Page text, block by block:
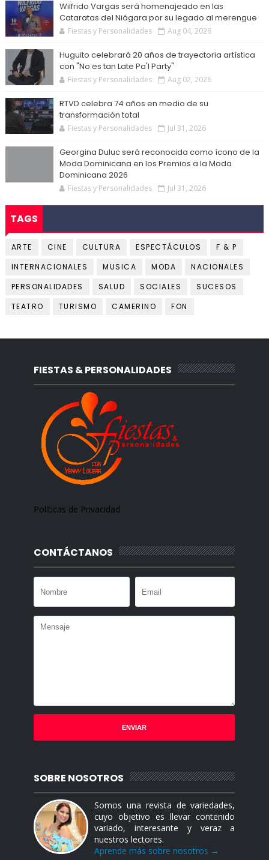
Wilfrido Vargas será homenajeado en las
Cataratas del Niágara por su legado al merengue
Fiestas y Personalidades Aug 04, 2026
Huguito celebrará 20 años de trayectoria artística
con "No es tan Late Pa'l Party"
Fiestas y Personalidades Aug 02, 2026
RTVD celebra 74 años en medio de su
transformación total
Fiestas y Personalidades Jul 31, 2026
Georgina Duluc será reconocida como ícono de la
Moda Dominicana en los Premios a la Moda
Dominicana 2026
Fiestas y Personalidades Jul 31, 2026
TAGS
ARTE CINE CULTURA ESPECTÁCULOS
F & P
INTERNACIONALES
MUSICA MODA
NACIONALES
PERSONALIDADES
SALUD SOCIALES
SUCESOS
TEATRO
TURISMO CAMERINO FON
FIESTAS & PERSONALIDADES
Políticas de Privacidad
CONTÁCTANOS
SOBRE NOSOTROS
Somos una revista de variedades,
cuyo objetivo es llevar contenido
variado, interesante y veraz a
nuestros lectores.
Aprende más sobre nosotros →